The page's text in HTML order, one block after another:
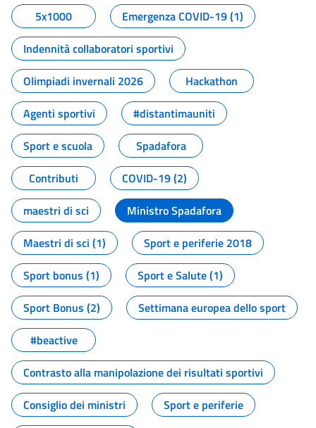
5x1000
Emergenza COVID-19 (1)
Indennità collaboratori sportivi
Olimpiadi invernali 2026
Hackathon
Agenti sportivi
#distantimauniti
Sport e scuola
Spadafora
Contributi
COVID-19 (2)
maestri di sci
Ministro Spadafora
Maestri di sci (1)
Sport e periferie 2018
Sport bonus (1)
Sport e Salute (1)
Sport Bonus (2)
Settimana europea dello sport
#beactive
Contrasto alla manipolazione dei risultati sportivi
Consiglio dei ministri
Sport e periferie